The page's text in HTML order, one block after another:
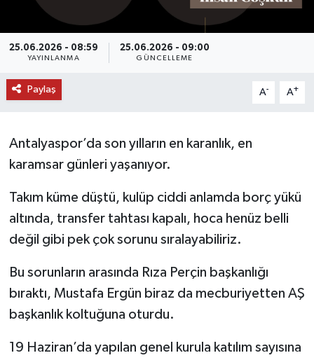
25.06.2026 - 08:59
YAYINLANMA
25.06.2026 - 09:00
GÜNCELLEME
Paylaş A- A+
Antalyaspor’da son yılların en karanlık, en
karamsar günleri yaşanıyor.
Takım küme düştü, kulüp ciddi anlamda borç yükü
altında, transfer tahtası kapalı, hoca henüz belli
değil gibi pek çok sorunu sıralayabiliriz.
Bu sorunların arasında Rıza Perçin başkanlığı
bıraktı, Mustafa Ergün biraz da mecburiyetten AŞ
başkanlık koltuğuna oturdu.
19 Haziran’da yapılan genel kurula katılım sayısına
DÜNYA
EĞİTİM
TURİZM
VİDEO HABERLER
YAZARLAR
RESMİ İLAN
MAGAZİN